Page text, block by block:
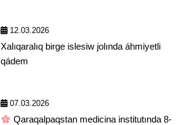
12.03.2026
Xalıqaralıq birge islesiw jolında áhmiyetli
qádem
07.03.2026
Qaraqalpaqstan medicina institutında 8-